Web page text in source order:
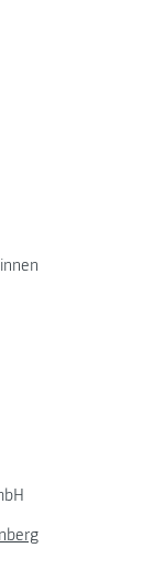
JOANNEUM Logo